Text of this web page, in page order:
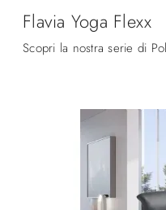
Flavia Yoga Flexx